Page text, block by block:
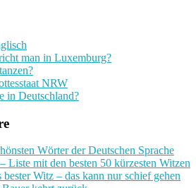
man in Luxemburg?
NRW
in Deutschland?
Wörter der Deutschen Sprache
Liste mit den besten 50 kürzesten Witzen
bester Witz – das kann nur schief gehen